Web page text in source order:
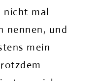
nicht mal
nennen, und
mein